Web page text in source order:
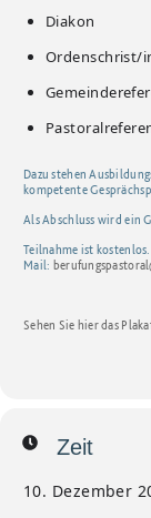
Diakon
Ordenschrist/
Dazu stehen
kompetente
Als Abschluss wird ein
Teilnahme ist
Mail:
Sehen Sie hier das
Zeit
10. Dezember